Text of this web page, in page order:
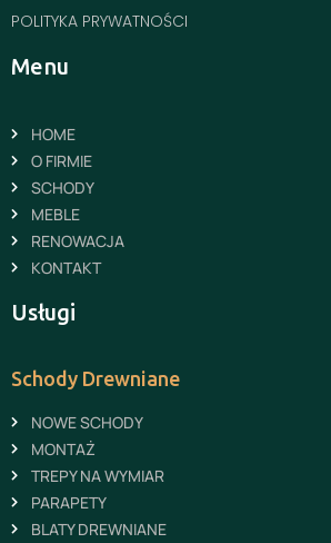
POLITYKA PRYWATNOŚCI
Menu
HOME
O FIRMIE
SCHODY
MEBLE
RENOWACJA
KONTAKT
Usługi
Schody Drewniane
NOWE SCHODY
MONTAŻ
TREPY NA WYMIAR
PARAPETY
BLATY DREWNIANE